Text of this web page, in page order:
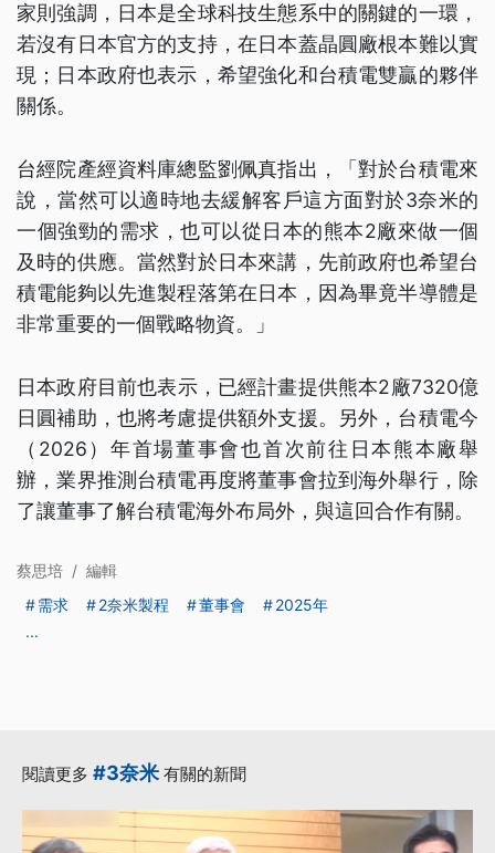
家則強調，日本是全球科技生態系中的關鍵的一環，
若沒有日本官方的支持，在日本蓋晶圓廠根本難以實
現；日本政府也表示，希望強化和台積電雙贏的夥伴
關係。
台經院產經資料庫總監劉佩真指出，「對於台積電來
說，當然可以適時地去緩解客戶這方面對於3奈米的
一個強勁的需求，也可以從日本的熊本2廠來做一個
及時的供應。當然對於日本來講，先前政府也希望台
積電能夠以先進製程落第在日本，因為畢竟半導體是
非常重要的一個戰略物資。」
日本政府目前也表示，已經計畫提供熊本2廠7320億
日圓補助，也將考慮提供額外支援。另外，台積電今
（2026）年首場董事會也首次前往日本熊本廠舉
辦，業界推測台積電再度將董事會拉到海外舉行，除
了讓董事了解台積電海外布局外，與這回合作有關。
蔡思培 / 編輯
需求
2奈米製程 董事會
2025年
...
閱讀更多 #3奈米有關的新聞